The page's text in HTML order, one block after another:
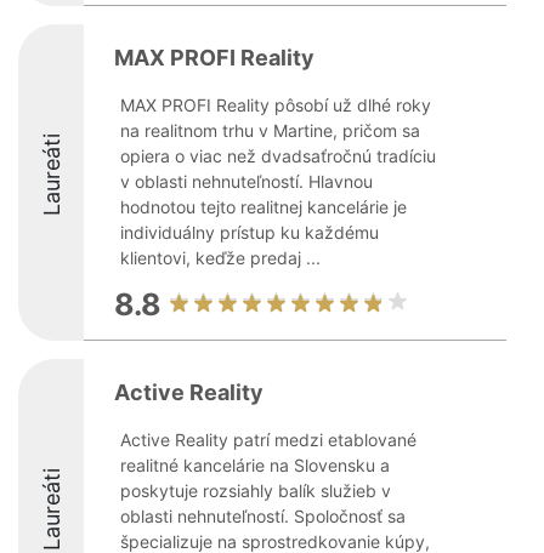
Laureáti
MAX PROFI Reality
MAX PROFI Reality pôsobí už dlhé roky
na realitnom trhu v Martine, pričom sa
opiera o viac než dvadsaťročnú tradíciu
v oblasti nehnuteľností. Hlavnou
hodnotou tejto realitnej kancelárie je
individuálny prístup ku každému
klientovi, keďže predaj ...
8.8
Laureáti
Active Reality
Active Reality patrí medzi etablované
realitné kancelárie na Slovensku a
poskytuje rozsiahly balík služieb v
oblasti nehnuteľností. Spoločnosť sa
špecializuje na sprostredkovanie kúpy,